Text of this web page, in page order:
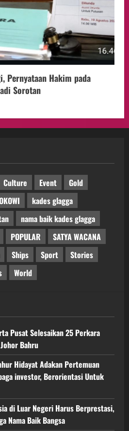
Pernyataan Hakim pada
Sorotan
Culture Event
Gold
kades glagga
nama baik kades glagga
POPULAR
SATYA WACANA
Ships Sport
Stories
World
Pusat Selesaikan 25 Perkara
Bahru
Hidayat Adakan Pertemuan
investor, Berorientasi Untuk
di Luar Negeri Harus Berprestasi,
Nama Baik Bangsa